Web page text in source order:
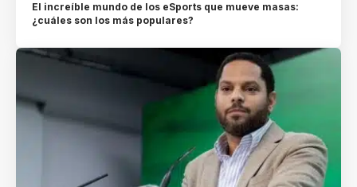
El increíble mundo de los eSports que mueve masas:
¿cuáles son los más populares?